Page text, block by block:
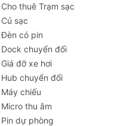
tiết Quạt kẹp nôi
Life 2S
Cho thuê Trạm sạc
Củ sạc
Đèn có pin
Dock chuyển đổi
Giá đỡ xe hơi
Hub chuyển đổi
Máy chiếu
Micro thu âm
Pin dự phòng